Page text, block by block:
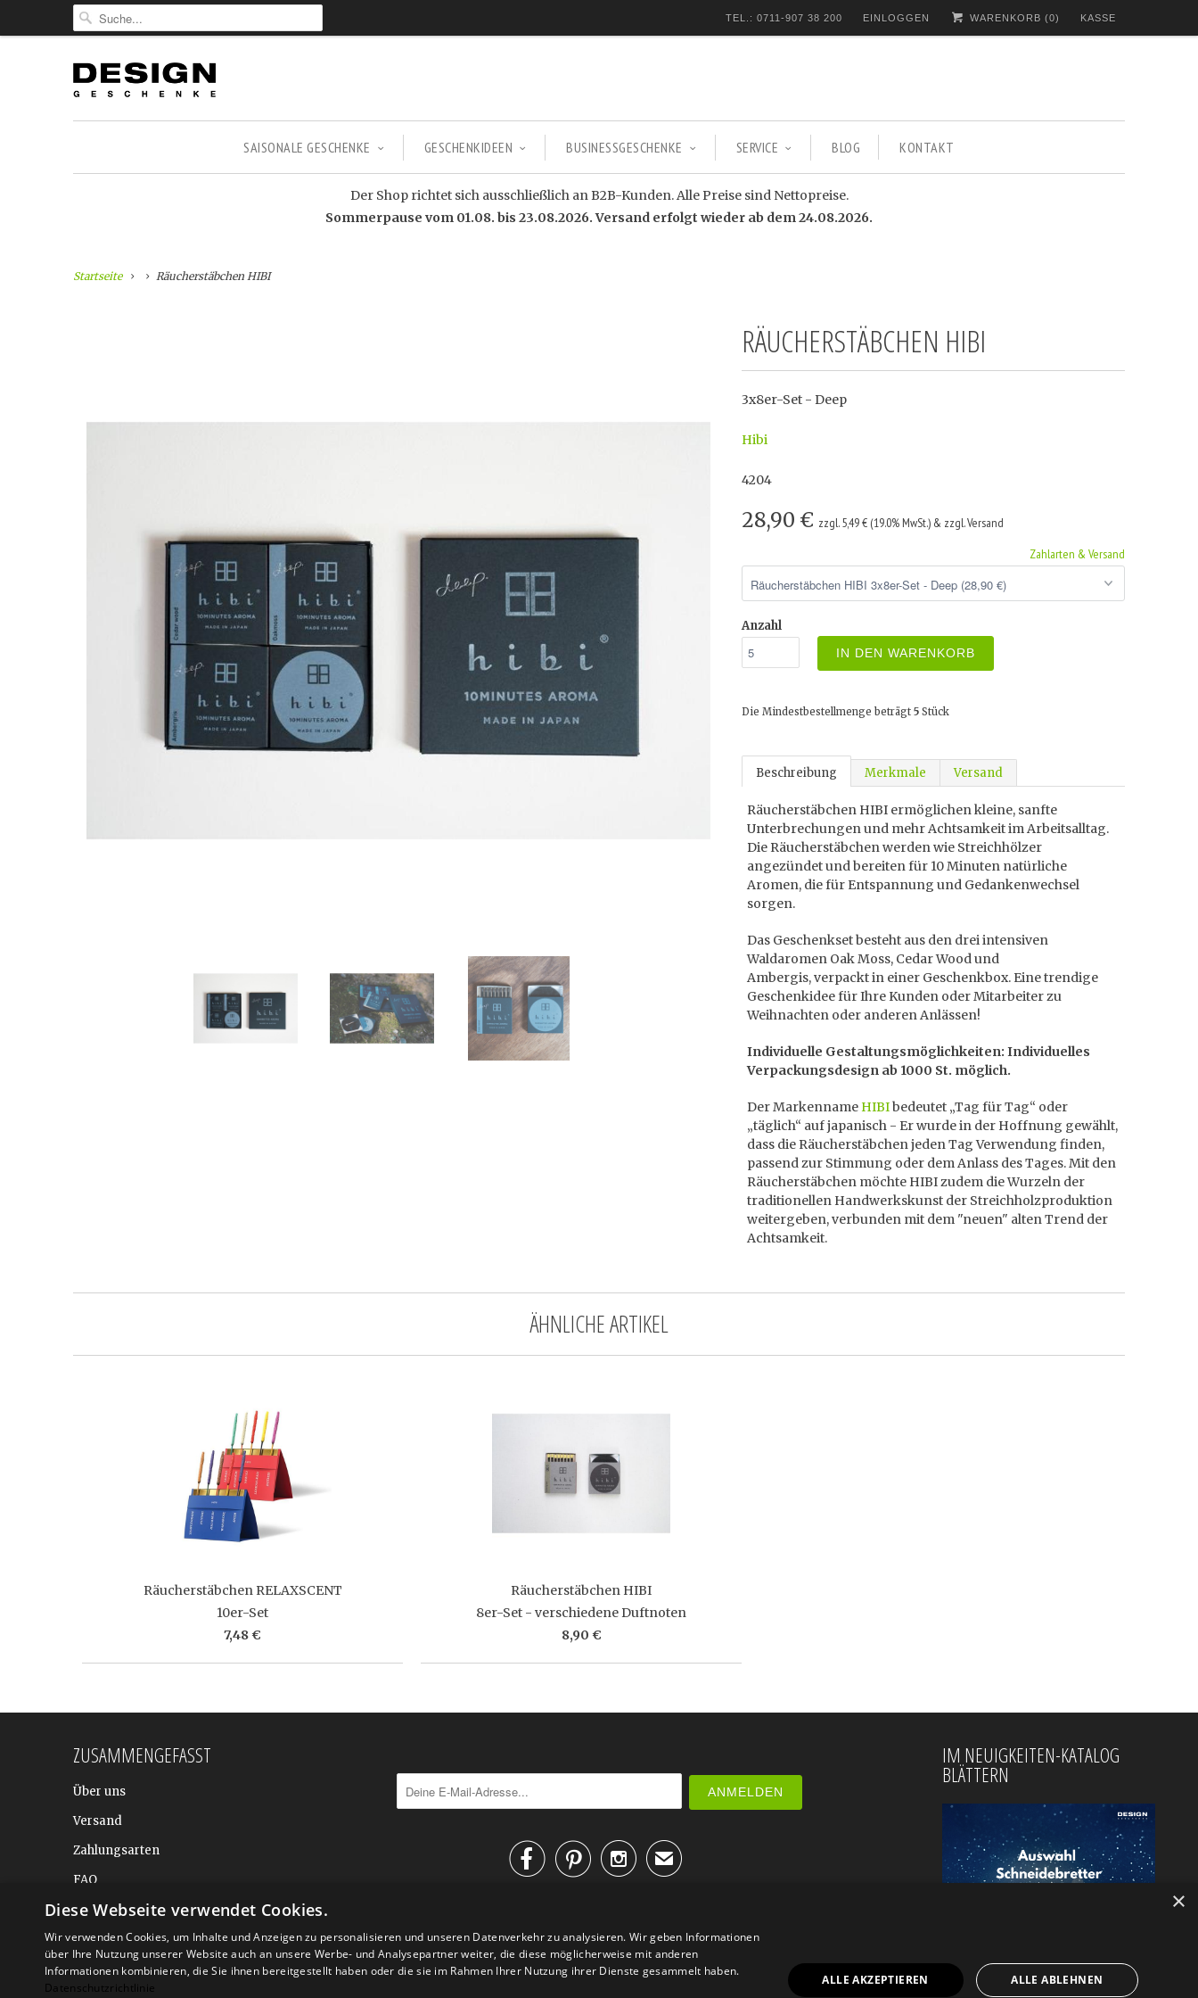
TEL.: 0711-907 38 200 EINLOGGEN WARENKORB (0) KASSE
SAISONALE GESCHENKE GESCHENKIDEEN BUSINESSGESCHENKE SERVICE BLOG KONTAKT
Der Shop richtet sich ausschließlich an B2B-Kunden. Alle Preise sind Nettopreise.
Sommerpause vom 01.08. bis 23.08.2026. Versand erfolgt wieder ab dem 24.08.2026.
Startseite Räucherstäbchen HIBI
RÄUCHERSTÄBCHEN HIBI
3x8er-Set - Deep
Hibi
4204
28,90 € zzgl. 5,49 € (19.0% MwSt.) & zzgl. Versand
Zahlarten & Versand
Anzahl
IN DEN WARENKORB
Die Mindestbestellmenge beträgt 5 Stück
Beschreibung Merkmale Versand
Räucherstäbchen HIBI ermöglichen kleine, sanfte
Unterbrechungen und mehr Achtsamkeit im Arbeitsalltag.
Die Räucherstäbchen werden wie Streichhölzer
angezündet und bereiten für 10 Minuten natürliche
Aromen, die für Entspannung und Gedankenwechsel
sorgen.
Das Geschenkset besteht aus den drei intensiven
Waldaromen Oak Moss, Cedar Wood und
Ambergis, verpackt in einer Geschenkbox. Eine trendige
Geschenkidee für Ihre Kunden oder Mitarbeiter zu
Weihnachten oder anderen Anlässen!
Individuelle Gestaltungsmöglichkeiten: Individuelles
Verpackungsdesign ab 1000 St. möglich.
Der Markenname HIBIbedeutet „Tag für Tag“ oder
„täglich“ auf japanisch - Er wurde in der Hoffnung gewählt,
dass die Räucherstäbchen jeden Tag Verwendung finden,
passend zur Stimmung oder dem Anlass des Tages. Mit den
Räucherstäbchen möchte HIBI zudem die Wurzeln der
traditionellen Handwerkskunst der Streichholzproduktion
weitergeben, verbunden mit dem "neuen" alten Trend der
Achtsamkeit.
ÄHNLICHE ARTIKEL
Räucherstäbchen RELAXSCENT
10er-Set
7,48 €
Räucherstäbchen HIBI
8er-Set - verschiedene Duftnoten
8,90 €
ZUSAMMENGEFASST
Über uns
Versand
Zahlungsarten
FAQ
BALTIC DESIGN SHOP
✉
IM NEUIGKEITEN-KATALOG
BLÄTTERN
×
Diese Webseite verwendet Cookies.
Wir verwenden Cookies, um Inhalte und Anzeigen zu personalisieren und unseren Datenverkehr zu analysieren. Wir geben Informationen
über Ihre Nutzung unserer Website auch an unsere Werbe- und Analysepartner weiter, die diese möglicherweise mit anderen
Informationen kombinieren, die Sie ihnen bereitgestellt haben oder die sie im Rahmen Ihrer Nutzung ihrer Dienste gesammelt haben.
Datenschutzrichtlinie
ALLE AKZEPTIEREN ALLE ABLEHNEN